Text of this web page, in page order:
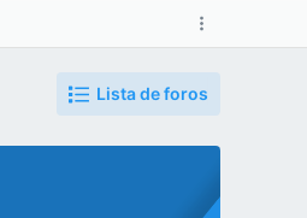
Lista de foros